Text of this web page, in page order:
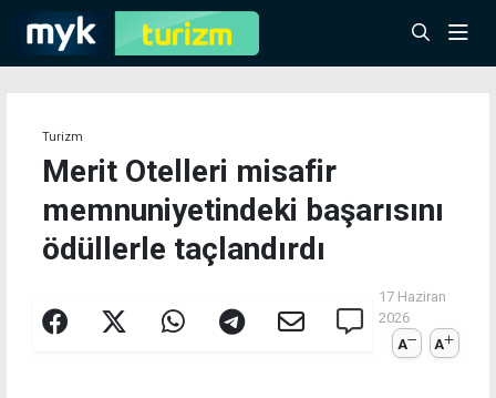
Turizm
Merit Otelleri misafir
memnuniyetindeki başarısını
ödüllerle taçlandırdı
17 Haziran
2026
A
A